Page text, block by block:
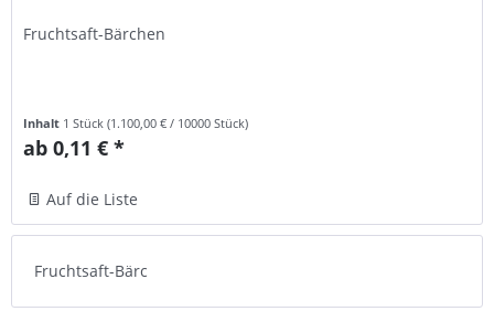
Fruchtsaft-Bärchen
Inhalt 1 Stück(1.100,00 € / 10000 Stück)
ab 0,11 € *
Auf die Liste
Fruchtsaft-Bärc